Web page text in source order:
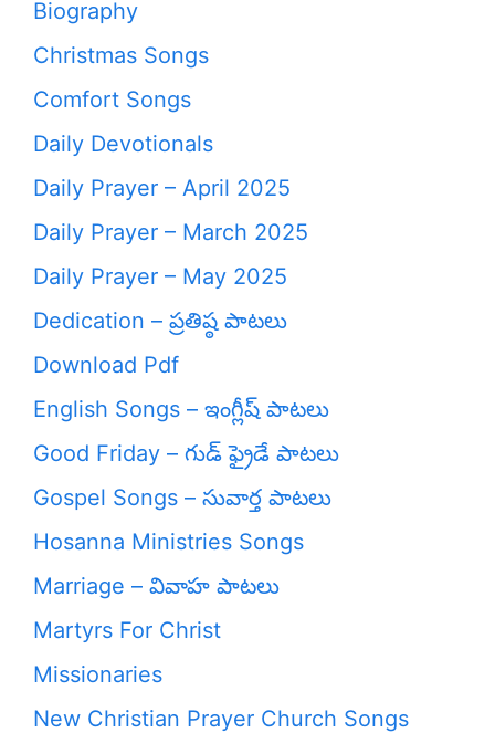
Biography
Christmas Songs
Comfort Songs
Daily Devotionals
Daily Prayer – April 2025
Daily Prayer – March 2025
Daily Prayer – May 2025
Dedication – ప్రతిష్ఠ పాటలు
Download Pdf
English Songs – ఇంగ్లీష్ పాటలు
Good Friday – గుడ్ ఫ్రైడే పాటలు
Gospel Songs – సువార్త పాటలు
Hosanna Ministries Songs
Marriage – వివాహ పాటలు
Martyrs For Christ
Missionaries
New Christian Prayer Church Songs